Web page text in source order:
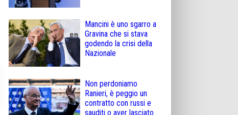
Mancini è uno sgarro a
Gravina che si stava
godendo la crisi della
Nazionale
Non perdoniamo
Ranieri, è peggio un
contratto con russi e
sauditi o aver lasciato